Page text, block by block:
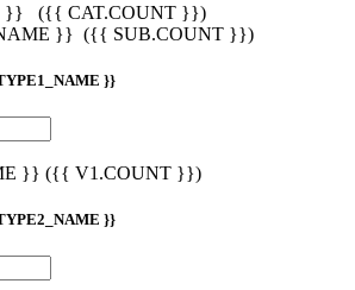
}}
({{ CAT.COUNT }})
}} ({{ SUB.COUNT }})
}}
}} ({{ V1.COUNT }})
}}